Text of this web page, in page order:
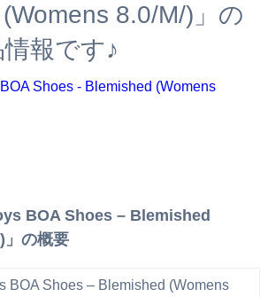
8.0/M/)」の
報です♪
BOA Shoes – Blemished
」の概要
BOA Shoes – Blemished (Womens